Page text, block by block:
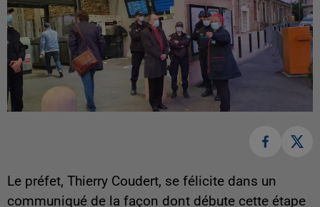
Le préfet, Thierry Coudert, se félicite dans un
communiqué de la façon dont débute cette étape